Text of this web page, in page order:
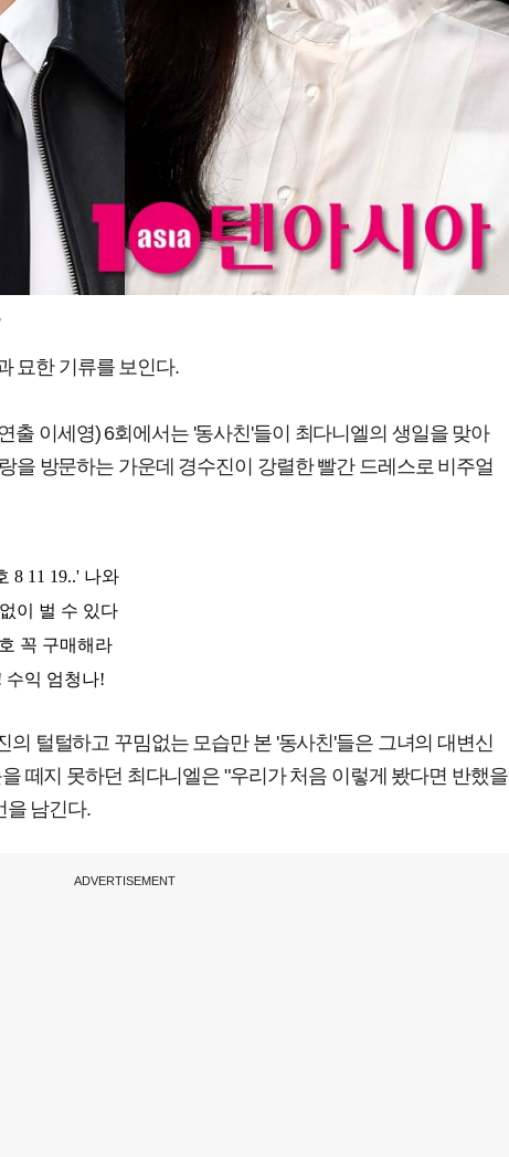
묘한 기류를 보인다.
출 이세영) 6회에서는 '동사친'들이 최다니엘의 생일을 맞아
을 방문하는 가운데 경수진이 강렬한 빨간 드레스로 비주얼
의 털털하고 꾸밈없는 모습만 본 '동사친'들은 그녀의 대변신
떼지 못하던 최다니엘은 "우리가 처음 이렇게 봤다면 반했을
을 남긴다.
ADVERTISEMENT